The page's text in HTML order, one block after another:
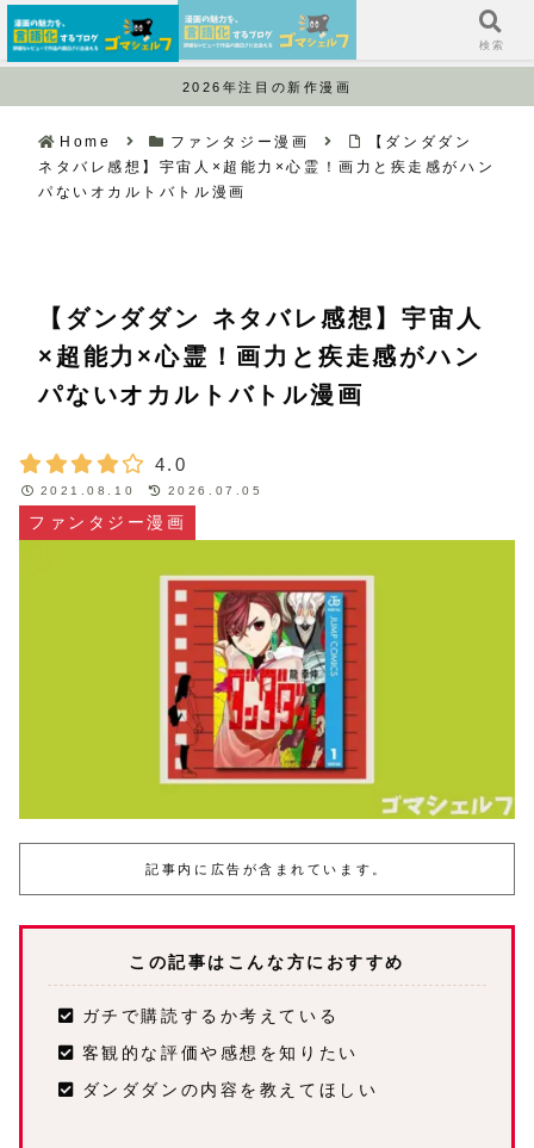
2026年注目の新作漫画
Home ファンタジー漫画
【ダンダダン
ネタバレ感想】宇宙人×超能力×心霊！画力と疾走感がハン
パないオカルトバトル漫画
【ダンダダン ネタバレ感想】宇宙人
×超能力×心霊！画力と疾走感がハン
パないオカルトバトル漫画
4.0
ファンタジー漫画
2021.08.10 2026.07.05
記事内に広告が含まれています。
この記事はこんな方におすすめ
ガチで購読するか考えている
客観的な評価や感想を知りたい
ダンダダンの内容を教えてほしい
サイドバー 検索